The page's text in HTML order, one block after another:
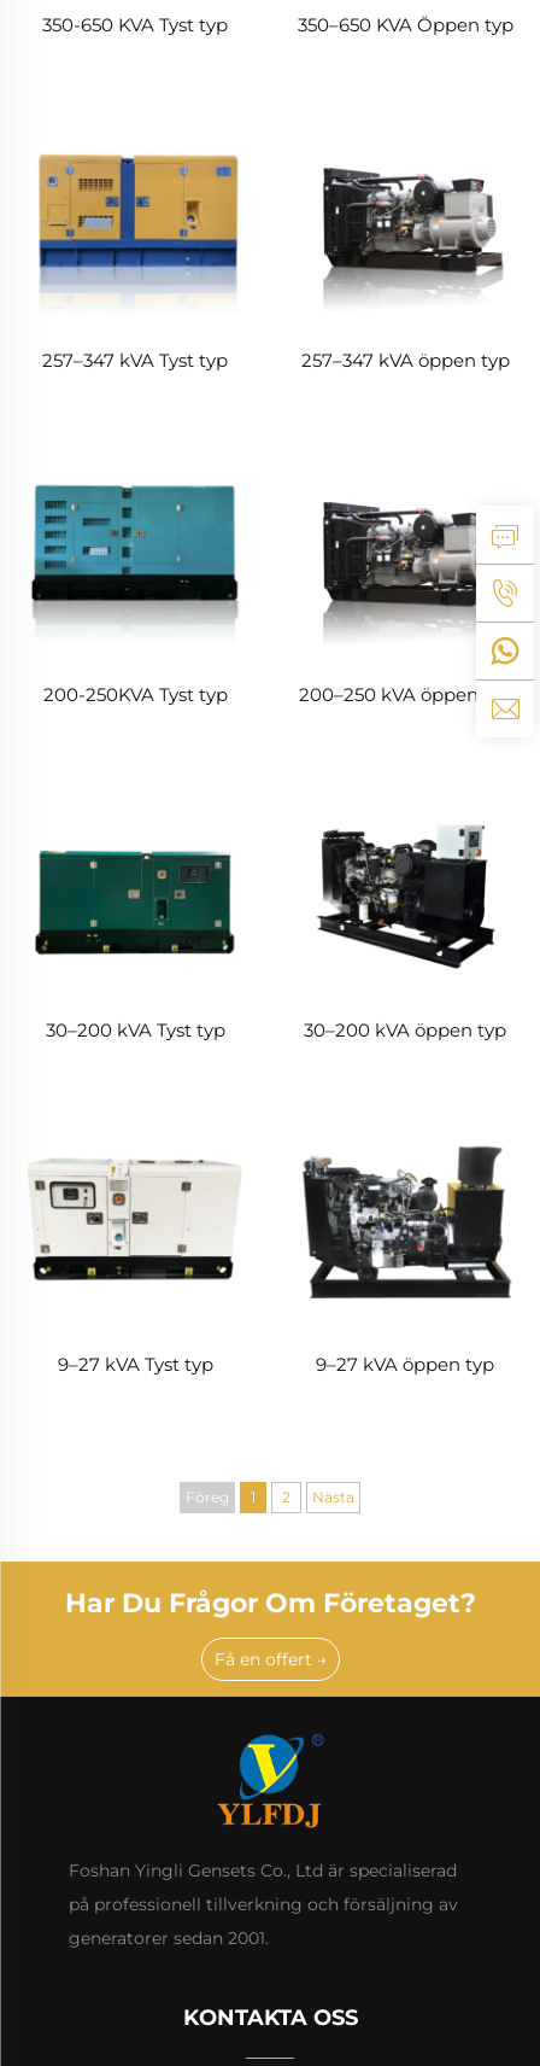
350-650 KVA Tyst typ 350–650 KVA Öppen typ
257–347 kVA Tyst typ 257–347 kVA öppen typ
200-250KVA Tyst typ 200–250 kVA öppen typ
30–200 kVA Tyst typ 30–200 kVA öppen typ
9–27 kVA Tyst typ 9–27 kVA öppen typ
Föreg 1 2 Nästa
Har Du Frågor Om Företaget?
Få en offert →
Foshan Yingli Gensets Co., Ltd är specialiserad
på professionell tillverkning och försäljning av
generatorer sedan 2001.
KONTAKTA OSS